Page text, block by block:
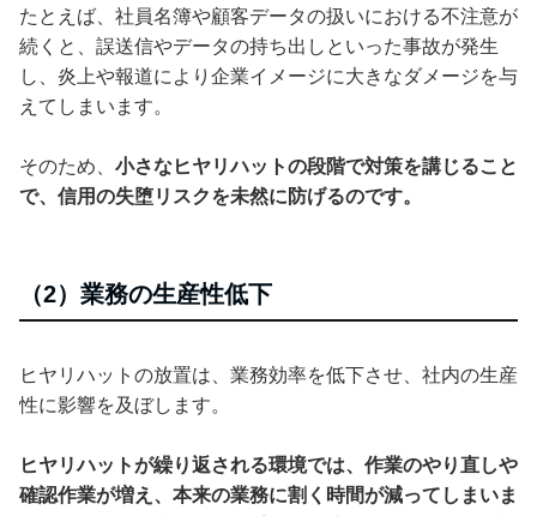
たとえば、社員名簿や顧客データの扱いにおける不注意が
続くと、誤送信やデータの持ち出しといった事故が発生
し、炎上や報道により企業イメージに大きなダメージを与
えてしまいます。
そのため、 小さなヒヤリハットの段階で対策を講じること
で、信用の失堕リスクを未然に防げるのです。
（2）業務の生産性低下
ヒヤリハットの放置は、業務効率を低下させ、社内の生産
性に影響を及ぼします。
ヒヤリハットが繰り返される環境では、作業のやり直しや
確認作業が増え、本来の業務に割く時間が減ってしまいま